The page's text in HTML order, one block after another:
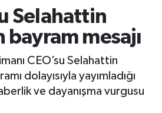
Selahattin
bayram mesajı
CEO’su Selahattin
dolayısıyla yayımladığı
ve dayanışma vurgusu